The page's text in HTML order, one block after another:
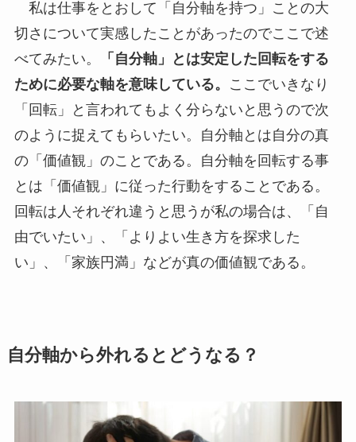
私は仕事をとおして「自分軸を持つ」ことの大
切さについて実感したことがあったのでここで述
べてみたい。
「自分軸」とは安定した回転をする
ために必要な軸を意味している。
ここでいきなり
「回転」と言われてもよく分らないと思うので次
のように捉えてもらいたい。自分軸とは自分の真
の「価値観」のことである。自分軸を回転する事
とは「価値観」に従った行動をすることである。
回転は人それぞれ違うと思うが私の場合は、「自
由でいたい」、「よりよい生き方を探求した
い」、「家族円満」などが真の価値観である。
自分軸から外れるとどうなる？